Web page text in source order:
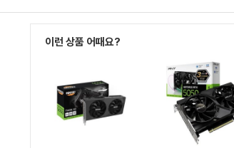
이런 상품 어때요?